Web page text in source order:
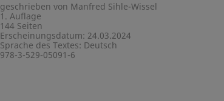
geschrieben von Manfred Sihle-Wissel
1. Auflage
144 Seiten
Erscheinungsdatum: 24.03.2024
Sprache des Textes: Deutsch
978-3-529-05091-6